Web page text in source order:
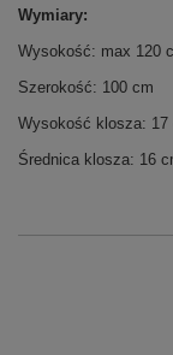
Wymiary:
Wysokość: max 120
Szerokość: 100 cm
Wysokość klosza: 17
Średnica klosza: 16